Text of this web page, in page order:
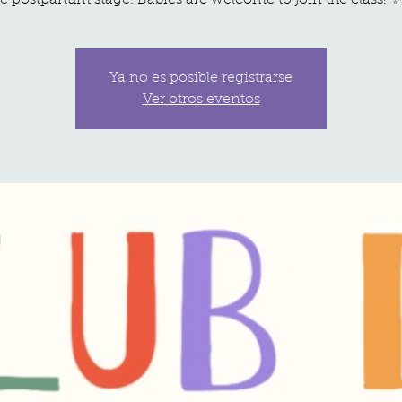
Ya no es posible registrarse
Ver otros eventos